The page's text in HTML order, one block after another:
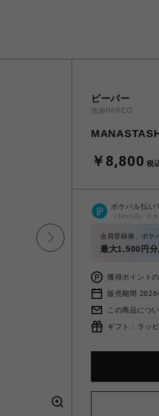
ビーバー
池袋PARCO
￥8,800 税
ポケパル払い
（1P=1円）※キ
会員登録後、ポケ
最大1,500円
獲得ポイント
販売期間
この商品につ
ギフト：ラッ